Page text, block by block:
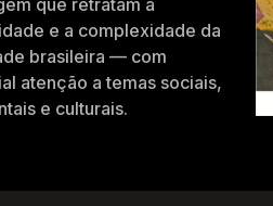
que retratam a
e a complexidade da
brasileira — com
atenção a temas sociais,
e culturais.